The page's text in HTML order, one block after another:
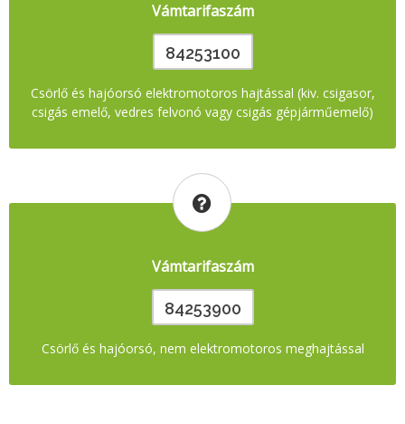
Vámtarifaszám
84253100
Csörlő és hajóorsó elektromotoros hajtással (kiv. csigasor,
csigás emelő, vedres felvonó vagy csigás gépjárműemelő)
Vámtarifaszám
84253900
Csörlő és hajóorsó, nem elektromotoros meghajtással